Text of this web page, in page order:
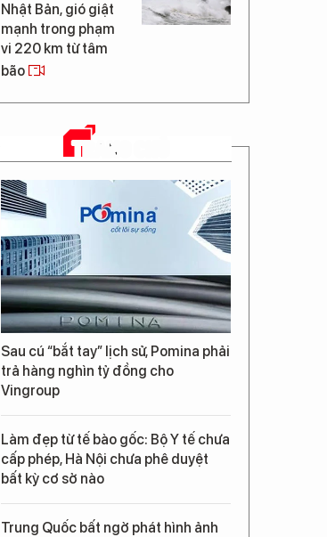
Nhật Bản, gió giật
mạnh trong phạm
vi 220 km từ tâm
bão
TRANG CHỦ
Sau cú “bắt tay” lịch sử, Pomina phải
trả hàng nghìn tỷ đồng cho
Vingroup
Làm đẹp từ tế bào gốc: Bộ Y tế chưa
cấp phép, Hà Nội chưa phê duyệt
bất kỳ cơ sở nào
Trung Quốc bất ngờ phát hình ảnh